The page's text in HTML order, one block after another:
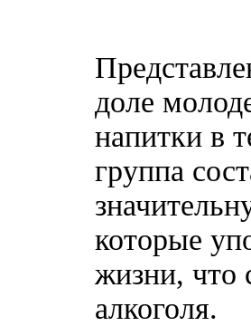
доле
напитки в
группа
которые
жизни, что
алкоголя.